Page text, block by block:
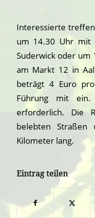
Interessierte
um 14.30 Uhr mit
Suderwick oder um
am Markt 12 in
beträgt 4 Euro
Führung mit ein.
erforderlich. Die
belebten
Kilometer lang.
Eintrag teilen